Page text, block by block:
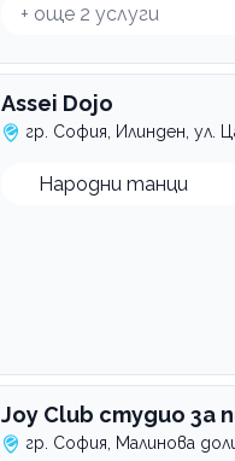
+ още 2 услуги
Assei Dojo
гр. София, Илинден, ул.
Народни танци
Joy Club студио за
гр. София, Малинова